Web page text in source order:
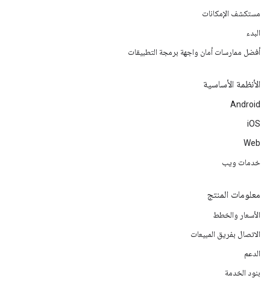
مستكشف الإمكانات
البدء
أفضل ممارسات أمان واجهة برمجة التطبيقات
الأنظمة الأساسية
Android
iOS
Web
خدمات ويب
معلومات المنتج
الأسعار والخطط
الاتصال بفريق المبيعات
الدعم
بنود الخدمة